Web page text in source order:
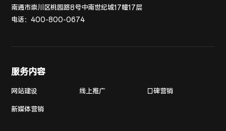
南通市崇川区桃园路8号中南世纪城17幢17层
电话：400-800-0674
服务内容
网站建设 线上推广 口碑营销
新媒体营销